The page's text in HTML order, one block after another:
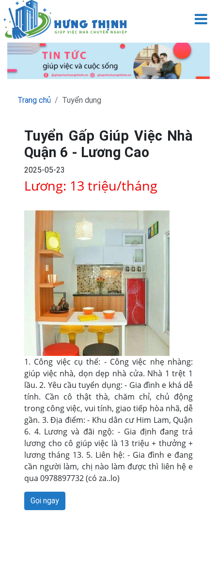
Trang chủ Tuyển dụng
Tuyển Gấp Giúp Việc Nhà
Quận 6 - Lương Cao
2025-05-23
Lương: 13 triệu/tháng
1. Công việc cụ thể: - Công việc nhẹ nhàng:
giúp việc nhà, dọn dẹp nhà cửa. Nhà 1 trệt 1
lầu. 2. Yêu cầu tuyển dụng: - Gia đình e khá dễ
tính. Cần cô thật thà, chăm chỉ, chủ động
trong công việc, vui tính, giao tiếp hòa nhã, dễ
gần. 3. Địa điểm: - Khu dân cư Him Lam, Quận
6. 4. Lương và đãi ngộ: - Gia định đang trả
lương cho cô giúp việc là 13 triệu + thưởng +
lương tháng 13. 5. Liên hệ: - Gia đình e đang
cần người làm, chị nào làm được thì liên hệ e
qua 0978897732 (có za..lo)
Gọi ngay